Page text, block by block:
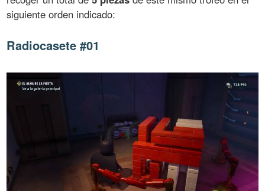
siguiente orden indicado:
Radiocasete #01